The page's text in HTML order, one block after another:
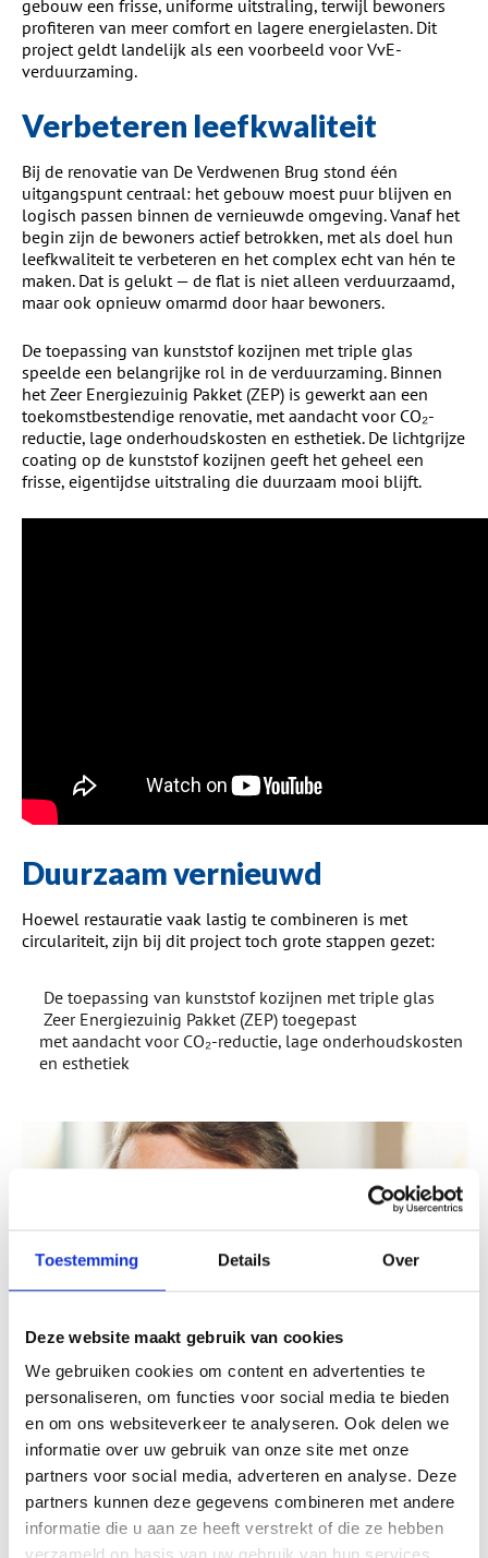
Toestemming Details Over
Deze website maakt gebruik van cookies
We gebruiken cookies om content en advertenties te
personaliseren, om functies voor social media te bieden
en om ons websiteverkeer te analyseren. Ook delen we
informatie over uw gebruik van onze site met onze
partners voor social media, adverteren en analyse. Deze
partners kunnen deze gegevens combineren met andere
informatie die u aan ze heeft verstrekt of die ze hebben
gebouw een frisse, uniforme uitstraling, terwijl bewoners
profiteren van meer comfort en lagere energielasten. Dit
project geldt landelijk als een voorbeeld voor VvE-
verduurzaming.
Verbeteren leefkwaliteit
Bij de renovatie van De Verdwenen Brug stond één
uitgangspunt centraal: het gebouw moest puur blijven en
logisch passen binnen de vernieuwde omgeving. Vanaf het
begin zijn de bewoners actief betrokken, met als doel hun
leefkwaliteit te verbeteren en het complex echt van hén te
maken. Dat is gelukt — de flat is niet alleen verduurzaamd,
maar ook opnieuw omarmd door haar bewoners.
De toepassing van kunststof kozijnen met triple glas
speelde een belangrijke rol in de verduurzaming. Binnen
het Zeer Energiezuinig Pakket (ZEP) is gewerkt aan een
toekomstbestendige renovatie, met aandacht voor CO₂-
reductie, lage onderhoudskosten en esthetiek. De lichtgrijze
coating op de kunststof kozijnen geeft het geheel een
frisse, eigentijdse uitstraling die duurzaam mooi blijft.
Duurzaam vernieuwd
Hoewel restauratie vaak lastig te combineren is met
circulariteit, zijn bij dit project toch grote stappen gezet:
De toepassing van kunststof kozijnen met triple glas
Zeer Energiezuinig Pakket (ZEP) toegepast
met aandacht voor CO₂-reductie, lage onderhoudskosten
en esthetiek
“De Verdwenen Brug laat zien hoe bestaande
woningen een tweede leven kunnen krijgen.
Een voorbeeldig project waarin techniek,
esthetiek en samenwerking samenkomen –